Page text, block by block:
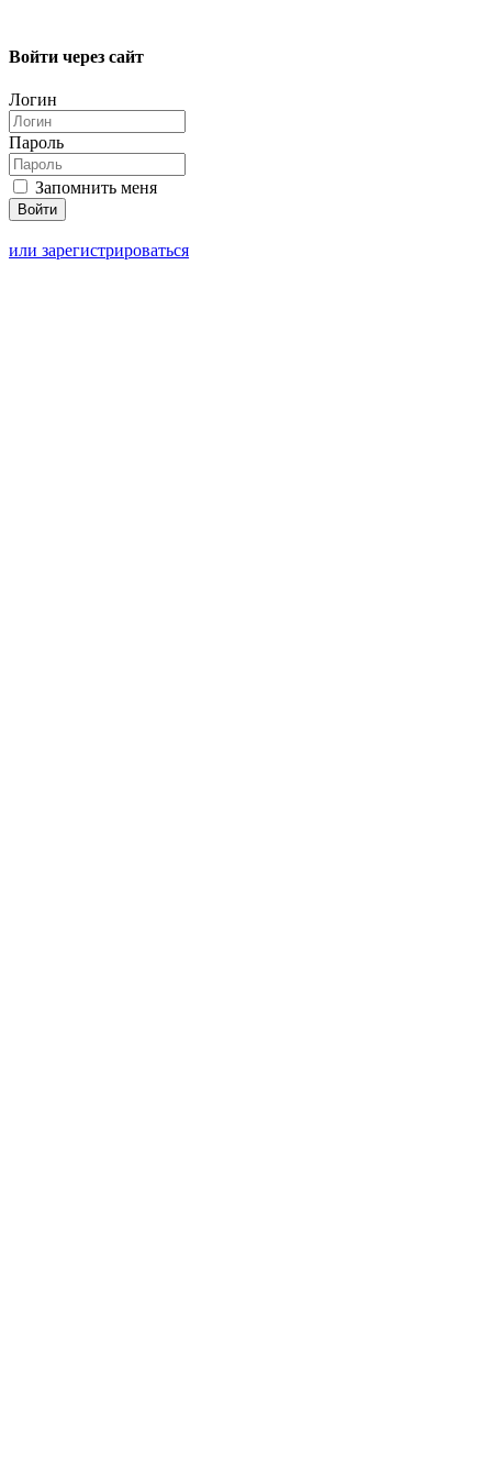
Войти через сайт
Логин
Пароль
Запомнить меня
или зарегистрироваться